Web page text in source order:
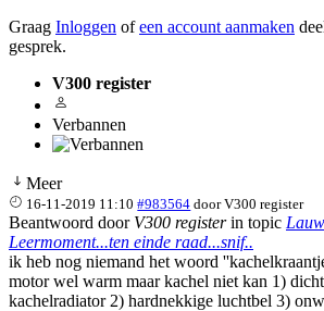
Graag Inloggen ofeen account aanmaken
gesprek.
V300 register
Verbannen
Meer
16-11-2019 11:10 #983564 doorV300 register
Beantwoord door V300 registerin topic
Leermoment...ten einde raad...snif..
ik heb nog niemand het woord
motor wel warm maar kachel niet kan 1)
kachelradiator 2) hardnekkige luchtbel 3)